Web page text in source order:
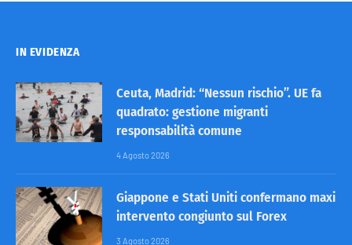
IN EVIDENZA
Ceuta, Madrid: “Nessun rischio”. UE fa
quadrato: gestione migranti
responsabilità comune
4 Agosto 2026
Giappone e Stati Uniti confermano maxi
intervento congiunto sul Forex
3 Agosto 2026